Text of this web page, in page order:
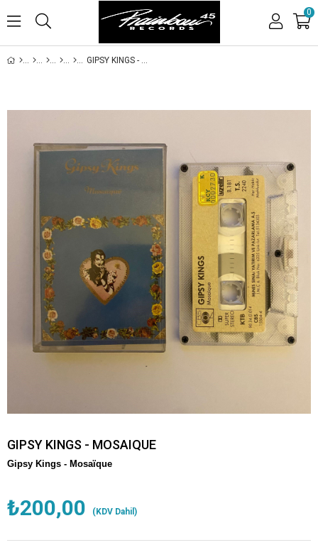
0
GIPSY KINGS - MOSAIQUE
GIPSY KINGS - MOSAIQUE
Gipsy Kings - Mosaïque
₺200,00 (KDV Dahil)